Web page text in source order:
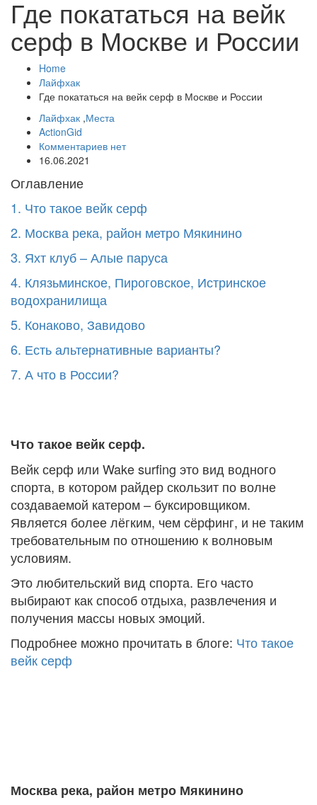
Где покататься на вейк
серф в Москве и России
Home
Лайфхак
Где покататься на вейк серф в Москве и России
Лайфхак ,Места
ActionGid
Комментариев нет
16.06.2021
Оглавление
1. Что такое вейк серф
2. Москва река, район метро Мякинино
3. Яхт клуб – Алые паруса
4. Клязьминское, Пироговское, Истринское
водохранилища
5. Конаково, Завидово
6. Есть альтернативные варианты?
7. А что в России?
Что такое вейк серф.
Вейк серф или Wake surfing это вид водного
спорта, в котором райдер скользит по волне
создаваемой катером – буксировщиком.
Является более лёгким, чем сёрфинг, и не таким
требовательным по отношению к волновым
условиям.
Это любительский вид спорта. Его часто
выбирают как способ отдыха, развлечения и
получения массы новых эмоций.
Подробнее можно прочитать в блоге: Что такое
вейк серф
Москва река, район метро Мякинино